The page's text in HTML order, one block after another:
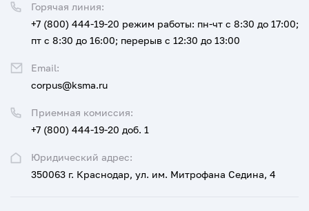
Юридический адрес:
350063 г. Краснодар, ул. им. Митрофана Седина, 4
Приемная комиссия:
+7 (800) 444-19-20 доб. 1
Горячая линия:
+7 (800) 444-19-20 режим работы: пн-чт с 8:30 до 17:00;
пт с 8:30 до 16:00; перерыв с 12:30 до 13:00
Email:
corpus@ksma.ru